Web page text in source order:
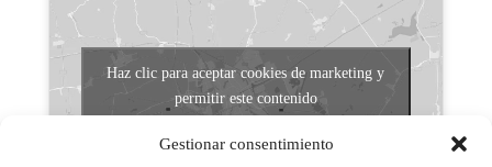
Gestionar consentimiento
Haz clic para aceptar cookies de marketing y
permitir este contenido